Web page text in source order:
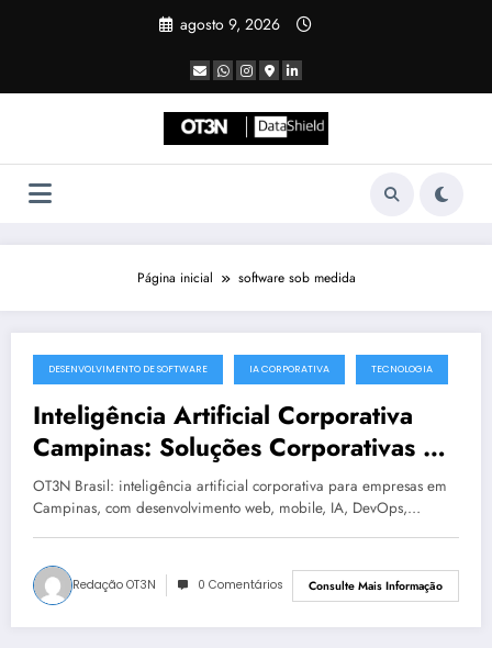
agosto 9, 2026
Página inicial software sob medida
julho 19, 2025
DESENVOLVIMENTO DE SOFTWARE IA CORPORATIVA TECNOLOGIA
Inteligência Artificial Corporativa
Campinas: Soluções Corporativas da
OT3N Brasil – Guia 3083
OT3N Brasil: inteligência artificial corporativa para empresas em
Campinas, com desenvolvimento web, mobile, IA, DevOps,…
Redação OT3N 0 Comentários Consulte Mais Informação